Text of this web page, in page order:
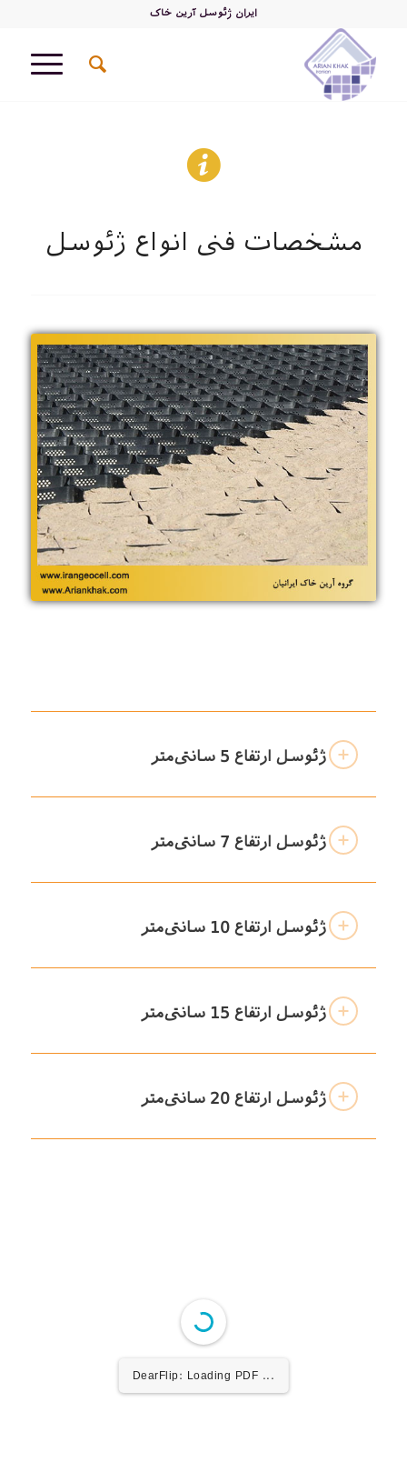
ایران ژئوسل آرین خاک
مشخصات فنی انواع ژئوسل
ژئوسل ارتفاع 5 سانتی‌متر
ژئوسل ارتفاع 7 سانتی‌متر
ژئوسل ارتفاع 10 سانتی‌متر
ژئوسل ارتفاع 15 سانتی‌متر
ژئوسل ارتفاع 20 سانتی‌متر
DearFlip: Loading PDF ...